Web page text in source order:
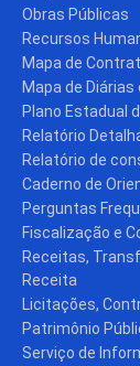
Obras Públicas
Recursos
Mapa de
Mapa de
Plano Estadual
Relatório
Relatório de
Caderno de
Perguntas
Fiscalização e
Receitas,
Receita
Licitações,
Patrimônio
Serviço de